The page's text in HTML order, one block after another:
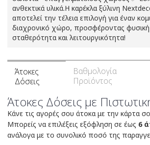
ανθεκτικά υλικά.Η καρέκλα ξύλινη
αποτελεί την τέλεια επιλογή για έναν
διαχρονικό χώρο, προσφέροντας
σταθερότητα και λειτουργικότητα!
Άτοκες
Δόσεις
Βαθμολογία
Προϊόντος
Άτοκες Δόσεις με
Κάνε τις αγορές σου άτοκα με την κάρτα
Μπορείς να επιλέξεις εξόφληση σε έως 6
ανάλογα με το συνολικό ποσό της